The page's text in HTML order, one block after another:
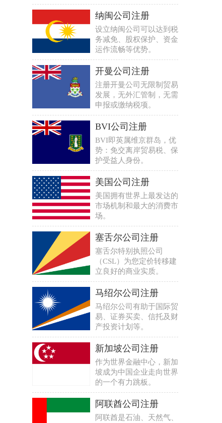
纳闽公司注册
设立纳闽公司可以达到税
务减免、股权保护、资金
运作流畅等优势。
开曼公司注册
注册开曼公司无限制贸易
发展，无外汇管制，无需
申报或缴纳税项。
BVI公司注册
BVI即英属维京群岛，优
势：免交离岸贸易税、保
护受益人身份。
美国公司注册
美国拥有世界上最发达的
市场机制和最大的消费市
场。
塞舌尔公司注册
塞舌尔特别执照公司
（CSL）为您定价转移建
立良好的商业实质。
马绍尔公司注册
马绍尔公司有助于国际贸
易、证券买卖、信托及财
产投资计划等。
新加坡公司注册
作为世界金融中心，新加
坡成为中国企业走向世界
的一个有力跳板。
阿联酋公司注册
阿联酋是石油、天然气、